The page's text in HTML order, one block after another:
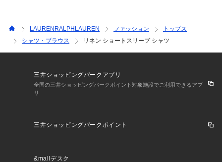
LAURENRALPHLAUREN ファッション
トップス
シャツ・ブラウス
リネン ショートスリーブ シャツ
三井ショッピングパークアプリ
全国の三井ショッピングパークポイント対象施設でご利用できるアプ
リ
三井ショッピングパークポイント
&mallデスク